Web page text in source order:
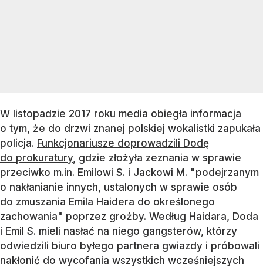
W listopadzie 2017 roku media obiegła informacja
o tym, że do drzwi znanej polskiej wokalistki zapukała
policja. Funkcjonariusze doprowadzili Dodę
do prokuratury, gdzie złożyła zeznania w sprawie
przeciwko m.in. Emilowi S. i Jackowi M. "podejrzanym
o nakłanianie innych, ustalonych w sprawie osób
do zmuszania Emila Haidera do określonego
zachowania" poprzez groźby. Według Haidara, Doda
i Emil S. mieli nasłać na niego gangsterów, którzy
odwiedzili biuro byłego partnera gwiazdy i próbowali
nakłonić do wycofania wszystkich wcześniejszych